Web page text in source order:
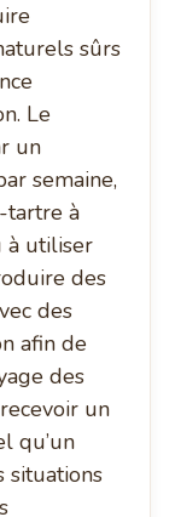
sûrs
Le
un
semaine,
tartre à
à utiliser
des
des
afin de
des
un
qu’un
situations